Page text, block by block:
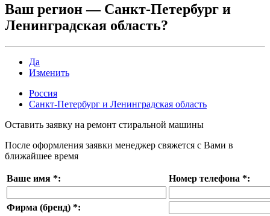
Ваш регион — Санкт-Петербург и
Ленинградская область?
Да
Изменить
Россия
Санкт-Петербург и Ленинградская область
Оставить заявку на ремонт стиральной машины
После оформления заявки менеджер свяжется с Вами в
ближайшее время
Ваше имя *: Номер телефона *:
Фирма (бренд) *: